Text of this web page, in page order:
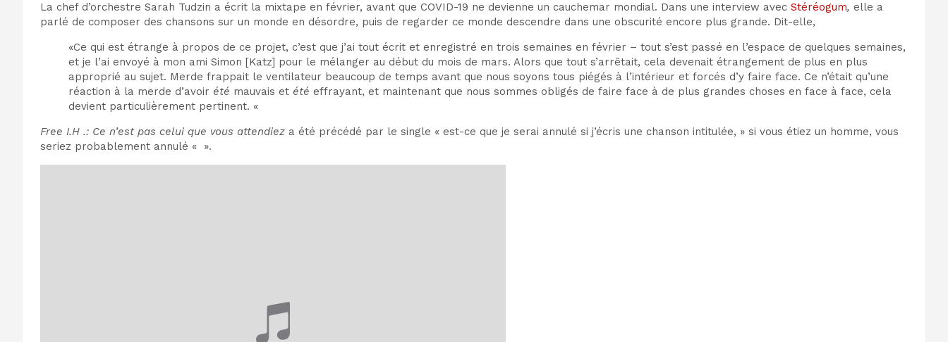
La chef d’orchestre Sarah Tudzin a écrit la mixtape en février, avant que COVID-19 ne devienne un cauchemar mondial. Dans une interview avec Stéréogum, elle a
parlé de composer des chansons sur un monde en désordre, puis de regarder ce monde descendre dans une obscurité encore plus grande. Dit-elle,
«Ce qui est étrange à propos de ce projet, c’est que j’ai tout écrit et enregistré en trois semaines en février – tout s’est passé en l’espace de quelques semaines,
et je l’ai envoyé à mon ami Simon [Katz] pour le mélanger au début du mois de mars. Alors que tout s’arrêtait, cela devenait étrangement de plus en plus
approprié au sujet. Merde frappait le ventilateur beaucoup de temps avant que nous soyons tous piégés à l’intérieur et forcés d’y faire face. Ce n’était qu’une
réaction à la merde d’avoir été mauvais et été effrayant, et maintenant que nous sommes obligés de faire face à de plus grandes choses en face à face, cela
devient particulièrement pertinent. «
Free I.H .: Ce n’est pas celui que vous attendiez a été précédé par le single « est-ce que je serai annulé si j’écris une chanson intitulée, » si vous étiez un homme, vous
seriez probablement annulé « ».